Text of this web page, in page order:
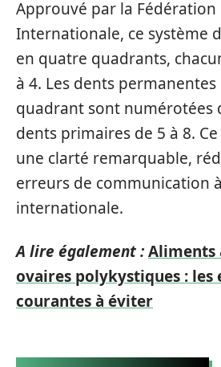
Approuvé par la Fédération
Internationale, ce système
en quatre quadrants,
à 4. Les dents
quadrant sont numérotées
dents primaires de 5 à 8.
une clarté remarquable,
erreurs de communication à
internationale.
A lire également :Aliments
ovaires polykystiques : les
courantes à éviter